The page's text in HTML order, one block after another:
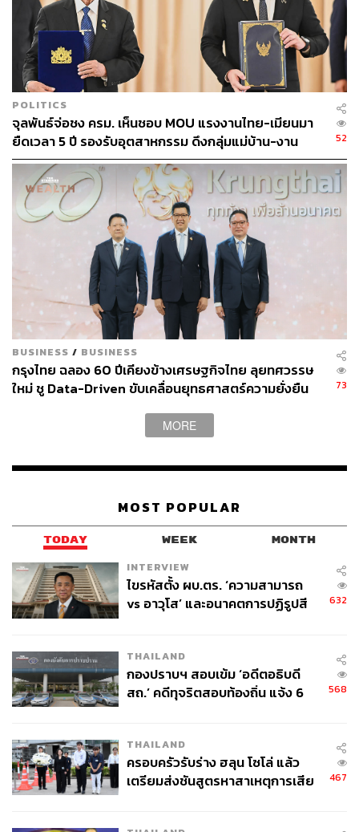
วงเงินประมาณ 1,792-1,800 ล้านบาท ได้รับการอนุมัติ
เรียบร้อยแล้ว โดยทางธนาคารเพื่อการเกษตรและสหกรณ์
การเกษตร (ธ.ก.ส.) มีงบประมาณพร้อมจ่ายทันทีเมื่อขั้นตอน
เอกสารเสร็จสิ้น
“ในฐานะตัวแทนเกษตรกร ได้พยายามชี้แจงความเดือดร้อนที่
เกิดขึ้นจริงต่อภาครัฐ ซึ่งในภาพรวมทิศทางการช่วยเหลือ
ถือว่าเป็นไปในทางที่ดี และมาตรการต่าง ๆ กำลังถูกเร่งรัด
เพื่อให้ถึงมือชาวนาทั่วประเทศโดยเร็วที่สุด” นายกสมาคม
ชาวนา กล่าว
TAGS: รองนายกรัฐมนตรี กระทรวงพาณิชย์
Middle East
เกษตรกรไทย
ศุภจี สุธรรมพันธุ์
คณะกรรมการนโยบายและบริหารข้าวแห่งชาติ
ABOUT THE AUTHOR
กองบรรณาธิการ THE STANDARD
POLITICS
จุลพันธ์จ่อชง ครม. เห็นชอบ MOU แรงงานไทย-เมียนมา
ยืดเวลา 5 ปี รองรับอุตสาหกรรม ดึงกลุ่มแม่บ้าน-งาน
อิสระเข้าสู่ระบบประกันสังคม
52
BUSINESS / BUSINESS
กรุงไทย ฉลอง 60 ปีเคียงข้างเศรษฐกิจไทย ลุยทศวรรษ
ใหม่ ชู Data-Driven ขับเคลื่อนยุทธศาสตร์ความยั่งยืน
73
MORE
MOST POPULAR
TODAY WEEK MONTH
INTERVIEW
ไขรหัสตั้ง ผบ.ตร. ‘ความสามารถ
vs อาวุโส’ และอนาคตการปฏิรูปสี
632
THAILAND
กองปราบฯ สอบเข้ม ‘อดีตอธิบดี
สถ.’ คดีทุจริตสอบท้องถิ่น แจ้ง 6
568
THAILAND
ครอบครัวรับร่าง ฮลุน โซโล่ แล้ว
เตรียมส่งชันสูตรหาสาเหตุการเสีย
467